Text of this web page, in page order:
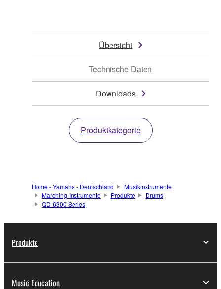
Übersicht
Technische Daten
Downloads
Produktkategorie
Home - Yamaha - Deutschland
Musikinstrumente
Marching-Instrumente
Produkte
Drums
QD-6300 Series
Produkte
Music Education